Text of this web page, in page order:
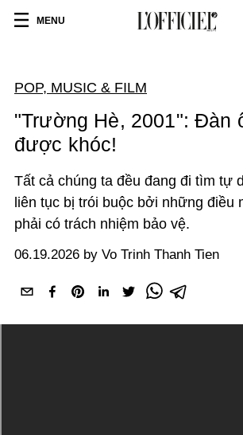
MENU
POP, MUSIC & FILM
"Trường Hè, 2001": Đàn
được khóc!
Tất cả chúng ta đều đang đi tìm tự
liên tục bị trói buộc bởi những điều
phải có trách nhiệm bảo vệ.
06.19.2026 by Vo Trinh Thanh Tien